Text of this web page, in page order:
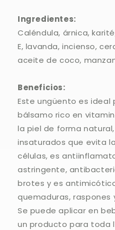
Ingredientes:
Caléndula, árnica,
E, lavanda, incienso,
aceite de coco,
Beneficios:
Este ungüento es ideal
bálsamo rico en
la piel de forma
insaturados que evita
células, es
astringente,
brotes y es
quemaduras, raspones
Se puede aplicar en
un producto para toda